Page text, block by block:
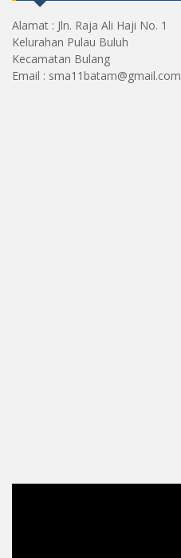
Alamat : Jln. Raja Ali Haji No. 1
Kelurahan Pulau Buluh
Kecamatan Bulang
Email : sma11batam@gmail.com